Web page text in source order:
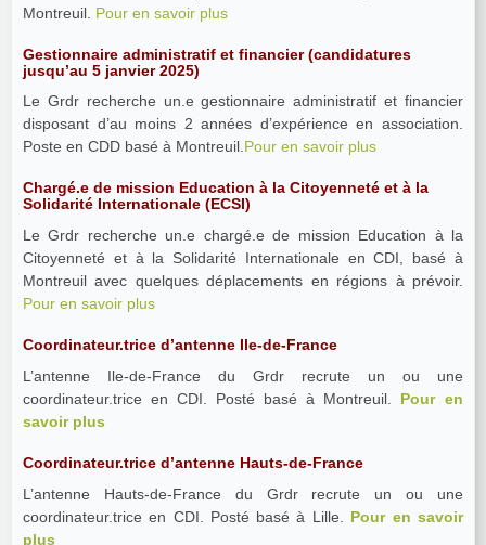
Montreuil. Pour en savoir plus
Gestionnaire administratif et financier (candidatures
jusqu’au 5 janvier 2025)
Le Grdr recherche un.e gestionnaire administratif et financier
disposant d’au moins 2 années d’expérience en association.
Poste en CDD basé à Montreuil.Pour en savoir plus
Chargé.e de mission Education à la Citoyenneté et à la
Solidarité Internationale (ECSI)
Le Grdr recherche un.e chargé.e de mission Education à la
Citoyenneté et à la Solidarité Internationale en CDI, basé à
Montreuil avec quelques déplacements en régions à prévoir.
Pour en savoir plus
Coordinateur.trice d’antenne Ile-de-France
L’antenne Ile-de-France du Grdr recrute un ou une
coordinateur.trice en CDI. Posté basé à Montreuil. Pour en
savoir plus
Coordinateur.trice d’antenne Hauts-de-France
L’antenne Hauts-de-France du Grdr recrute un ou une
coordinateur.trice en CDI. Posté basé à Lille. Pour en savoir
plus